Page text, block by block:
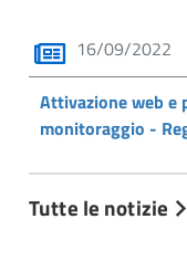
16/09/2022
Attivazione web e
monitoraggio -
Tutte le notizie